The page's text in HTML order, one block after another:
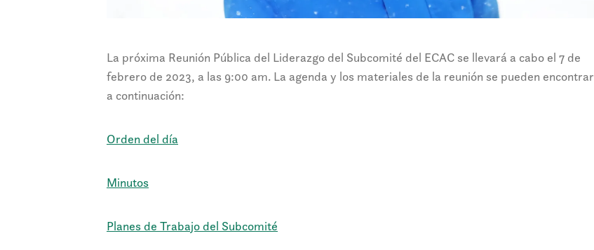
La próxima Reunión Pública del Liderazgo del Subcomité del ECAC se llevará a cabo el 7 de
febrero de 2023, a las 9:00 am. La agenda y los materiales de la reunión se pueden encontrar
a continuación:
Orden del día
Minutos
Planes de Trabajo del Subcomité